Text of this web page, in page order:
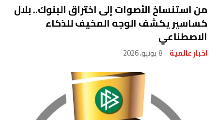
من استنساخ الأصوات إلى اختراق البنوك.. بلال
كساسير يكشف الوجه المخيف للذكاء
الاصطناعي
اخبار عالمية 8 يونيو، 2026